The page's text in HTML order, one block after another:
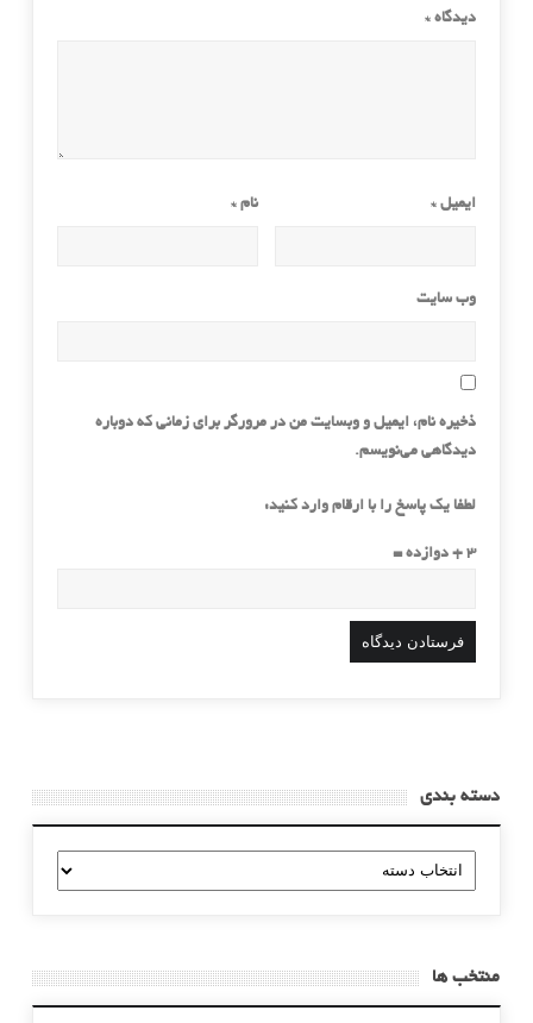
دیدگاه *
نام* ایمیل *
وب‌ سایت
ذخیره نام، ایمیل و وبسایت من در مرورگر برای زمانی که دوباره
دیدگاهی می‌نویسم.
لطفا یک پاسخ را با ارقام وارد کنید:
3 + دوازده =
دسته بندی
دسته
بندی
منتخب ها